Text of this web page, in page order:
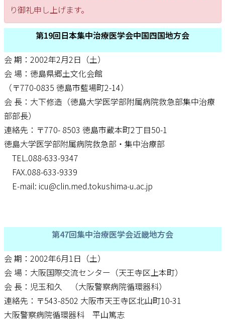
り御礼申し上げます。
第19回日本集中治療医学会中国四国地方会
会 期：2002年2月2日（土）
会 場：徳島県郷土文化会館
（〒770-0835 徳島市藍場町2-14）
会 長：大下修造（徳島大学医学部附属病院救急部集中治療
部部長）
連絡先：〒770- 8503 徳島市蔵本町2丁目50-1
徳島大学医学部附属病院救急部・集中治療部
TEL.088-633-9347
FAX.088-633-9339
E-mail: icu@clin.med.tokushima-u.ac.jp
第47回集中治療医学会近畿地方会
会 期：2002年6月1日（土）
会 場：大阪国際交流センター（天王寺区上本町）
会 長：児玉和久 （大阪警察病院循環器科）
連絡先：〒543-8502 大阪市天王寺区北山町10-31
大阪警察病院循環器科 平山篤志